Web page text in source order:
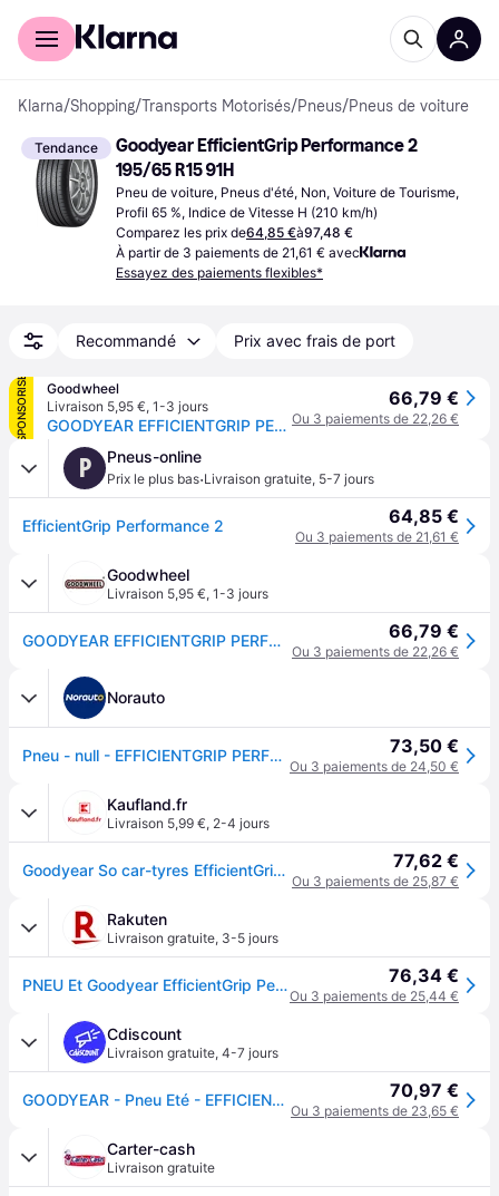
Acheter avec Klarna
Klarna/Shopping/Transports Motorisés/Pneus/Pneus de voiture
Tendance
Goodyear EfficientGrip Performance 2
195/65 R15 91H
Pneu de voiture, Pneus d'été, Non, Voiture de Tourisme,
Profil 65 %, Indice de Vitesse H (210 km/h)
Comparez les prix de64,85 €à97,48 €
À partir de 3 paiements de 21,61 € avec
Essayez des paiements flexibles*
Recommandé Prix avec frais de port
SPONSORISÉ
Goodwheel
Livraison 5,95 €, 1-3 jours
GOODYEAR EFFICIENTGRIP PERFORMANCE 2 195/65R15 91H
66,79 €
Ou 3 paiements de 22,26 €
P Pneus-online
Prix le plus bas·Livraison gratuite, 5-7 jours
EfficientGrip Performance 2 64,85 €
Ou 3 paiements de 21,61 €
Goodwheel
Livraison 5,95 €, 1-3 jours
GOODYEAR EFFICIENTGRIP PERFORMANCE 2 195/65R15 91H 66,79 €
Ou 3 paiements de 22,26 €
Norauto
Pneu - null - EFFICIENTGRIP PERFORMANCE 2 - Goodyear - 195-65-15-91-H 73,50 €
Ou 3 paiements de 24,50 €
Kaufland.fr
Livraison 5,99 €, 2-4 jours
Goodyear So car-tyres EfficientGrip Performance 2 ( 195/65 R15 91H EVR ) 77,62 €
Ou 3 paiements de 25,87 €
Rakuten
Livraison gratuite, 3-5 jours
PNEU Et Goodyear EfficientGrip Performance 2 195/65 R15 91 H 76,34 €
Ou 3 paiements de 25,44 €
Cdiscount
Livraison gratuite, 4-7 jours
GOODYEAR - Pneu Eté - EFFICIENTGRIP PERFORMANCE 2 - 195/65 R15 91H 70,97 €
Ou 3 paiements de 23,65 €
Carter-cash
Livraison gratuite